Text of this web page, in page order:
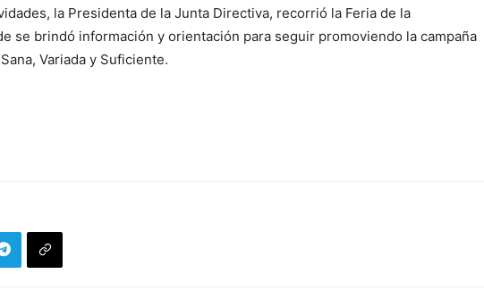
la Presidenta de la Junta Directiva, recorrió la Feria de la
se brindó información y orientación para seguir promoviendo la campaña
Variada y Suficiente.